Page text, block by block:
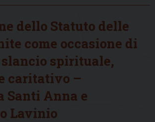
dello Statuto delle
come occasione di
spirituale,
caritativo –
Santi Anna e
Lavinio